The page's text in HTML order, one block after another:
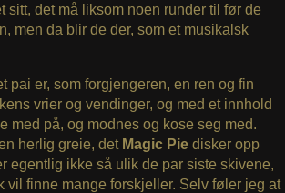
sitt, det må liksom noen runder til før de
men da blir de der, som et musikalsk
pai er, som forgjengeren, en ren og fin
vrier og vendinger, og med et innhold
med på, og modnes og kose seg med.
herlig greie, det Magic Pie disker opp
egentlig ikke så ulik de par siste skivene,
vil finne mange forskjeller. Selv føler jeg at